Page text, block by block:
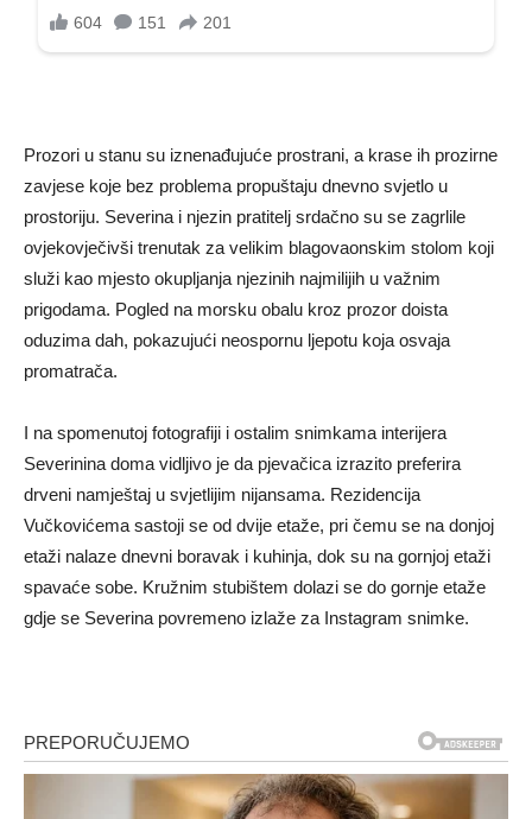
Prozori u stanu su iznenađujuće prostrani, a krase ih prozirne
zavjese koje bez problema propuštaju dnevno svjetlo u
prostoriju. Severina i njezin pratitelj srdačno su se zagrlile
ovjekovječivši trenutak za velikim blagovaonskim stolom koji
služi kao mjesto okupljanja njezinih najmilijih u važnim
prigodama. Pogled na morsku obalu kroz prozor doista
oduzima dah, pokazujući neospornu ljepotu koja osvaja
promatrača.
I na spomenutoj fotografiji i ostalim snimkama interijera
Severinina doma vidljivo je da pjevačica izrazito preferira
drveni namještaj u svjetlijim nijansama. Rezidencija
Vučkovićema sastoji se od dvije etaže, pri čemu se na donjoj
etaži nalaze dnevni boravak i kuhinja, dok su na gornjoj etaži
spavaće sobe. Kružnim stubištem dolazi se do gornje etaže
gdje se Severina povremeno izlaže za Instagram snimke.